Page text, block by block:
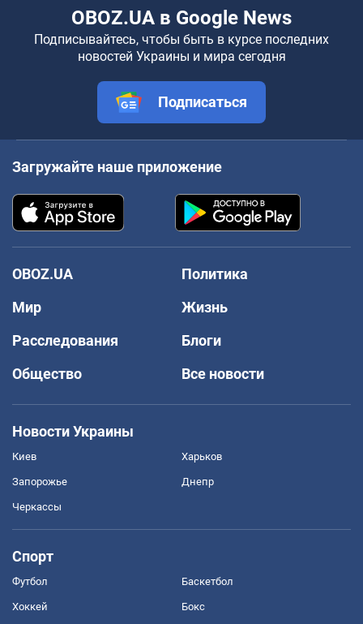
OBOZ.UA в Google News
Подписывайтесь, чтобы быть в курсе последних
новостей Украины и мира сегодня
Подписаться
Загружайте наше приложение
OBOZ.UA
Политика
Мир
Жизнь
Расследования
Блоги
Общество
Все новости
Новости Украины
Киев Харьков
Запорожье Днепр
Черкассы
Спорт
Футбол Баскетбол
Хоккей Бокс